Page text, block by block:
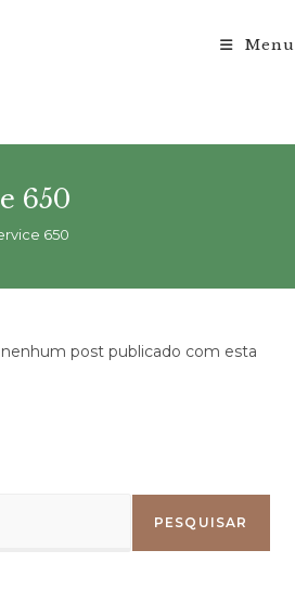
Menu
650
650
post publicado com esta
PESQUISAR